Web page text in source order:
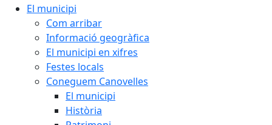
El municipi
Com arribar
Informació geogràfica
El municipi en xifres
Festes locals
Coneguem Canovelles
El municipi
Història